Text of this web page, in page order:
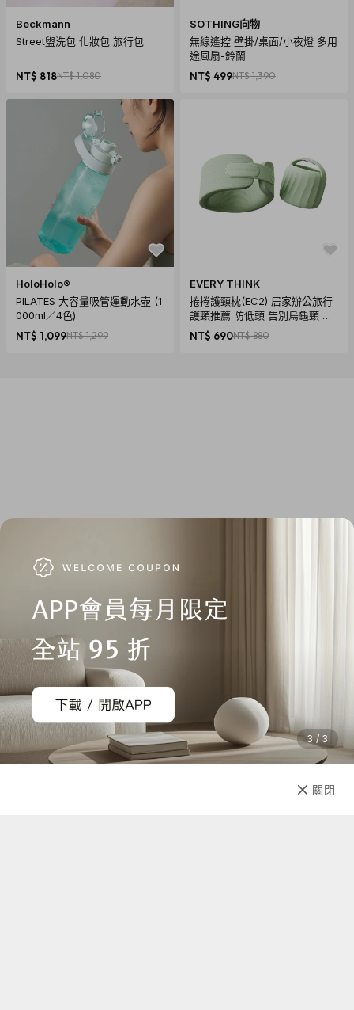
重量：78g
內容：Relio 仿造陽光迷你燈：3入，60° TIR PMMA 透鏡（已
裝上）3入，25° TIR PMMA透鏡3入，備用螺絲 3入，2mm
inox hex螺絲工具3入，Micro USB傳輸線3入，參考手冊1入
技術規格
DC input plug： MicroUSB type B
工作電壓：5V
工作電流: 800mA max
光輸出： 200+ 流明、 500 - 21000 勒克斯 (100cm -
30cm)
光色: 白色
色溫: 3000K
演色性指數 (CRI): 92 (最低90)
光束角： 14° / 33°
國際防護等級認證 (IP)：31
運、當地物流出貨、各國節假日、天氣與人為…等各方面不可
國際預購商品最新訊息內的狀態與到貨日期。因突發不可抗拒
留取消您訂單的權利，取消後也將主動辦理退款事宜。
購買須知
商品須知
1. 產品因拍攝關係顏色可能略有差異，實際以廠商出貨為主。
2. 商品情境照為示意用，僅商品主體不包含其他配件，請以規
格內容物為主。
Beckmann
Street盥洗包 化妝包 旅行包
NT$ 818NT$ 1,080
SOTHING向物
無線遙控 壁掛/桌面/小夜燈 多用
途風扇-鈴蘭
NT$ 499NT$ 1,390
HoloHolo®
PILATES 大容量吸管運動水壺 (1
000ml／4色)
NT$ 1,099NT$ 1,299
EVERY THINK
捲捲護頸枕(EC2) 居家辦公旅行
護頸推薦 防低頭 告別烏龜頸 頸
椎養護 多色可選
NT$ 690NT$ 880
3 / 3
關閉